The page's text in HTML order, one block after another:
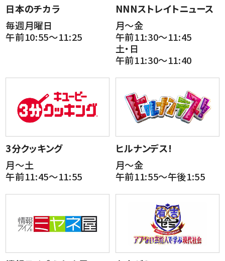
日本のチカラ
毎週月曜日
午前10:55～11:25
NNNストレイトニュース
月～金
午前11:30～11:45
土・日
午前11:30～11:40
3分クッキング
月～土
午前11:45～11:55
ヒルナンデス!
月～金
午前11:55～午後1:55